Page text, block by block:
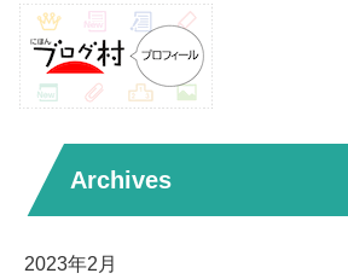
Archives
2023年2月